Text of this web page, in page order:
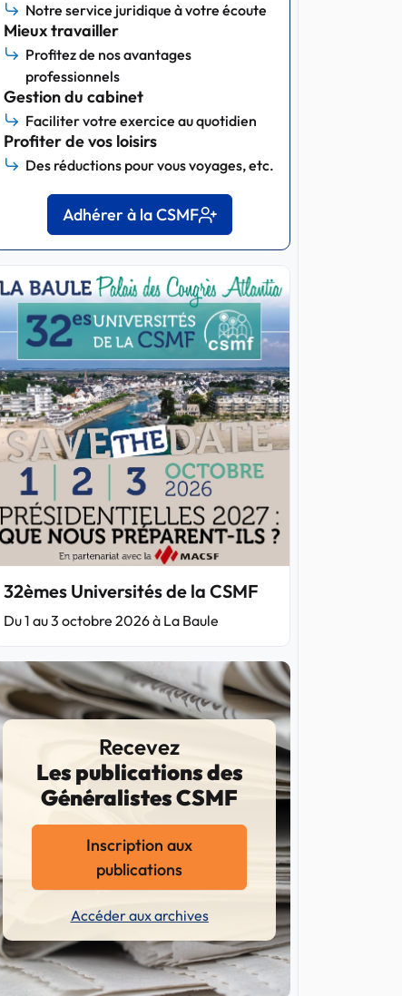
Notre service juridique à votre écoute
Mieux travailler
Profitez de nos avantages
professionnels
Gestion du cabinet
Faciliter votre exercice au quotidien
Profiter de vos loisirs
Des réductions pour vous voyages, etc.
Adhérer à la CSMF
32èmes Universités de la CSMF
Du 1 au 3 octobre 2026 à La Baule
Recevez
Les publications des
Généralistes CSMF
Inscription aux
publications
Accéder aux archives